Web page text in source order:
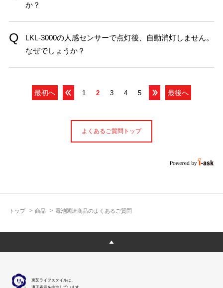
トップ 商品 電池関連商品のよくあるご質問
か？
LKL-3000の人感センサーで点灯後、自動消灯しません。
なぜでしょうか？
最初へ 1 2 3 4 5 最後へ
よくあるご質問トップ
東芝ライフスタイルは、
適正表示を推進しています。